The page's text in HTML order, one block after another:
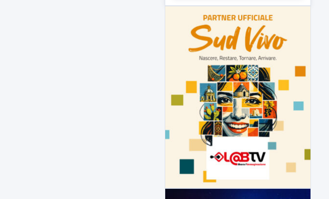
7 AGOSTO 2026 CRONACA
Malore o aggressione? Sarà
l'autopsia a chiarire il giallo di Villa
Sarà affidato con ogni probabilità all'inizio
della prossima settimana l'incarico...